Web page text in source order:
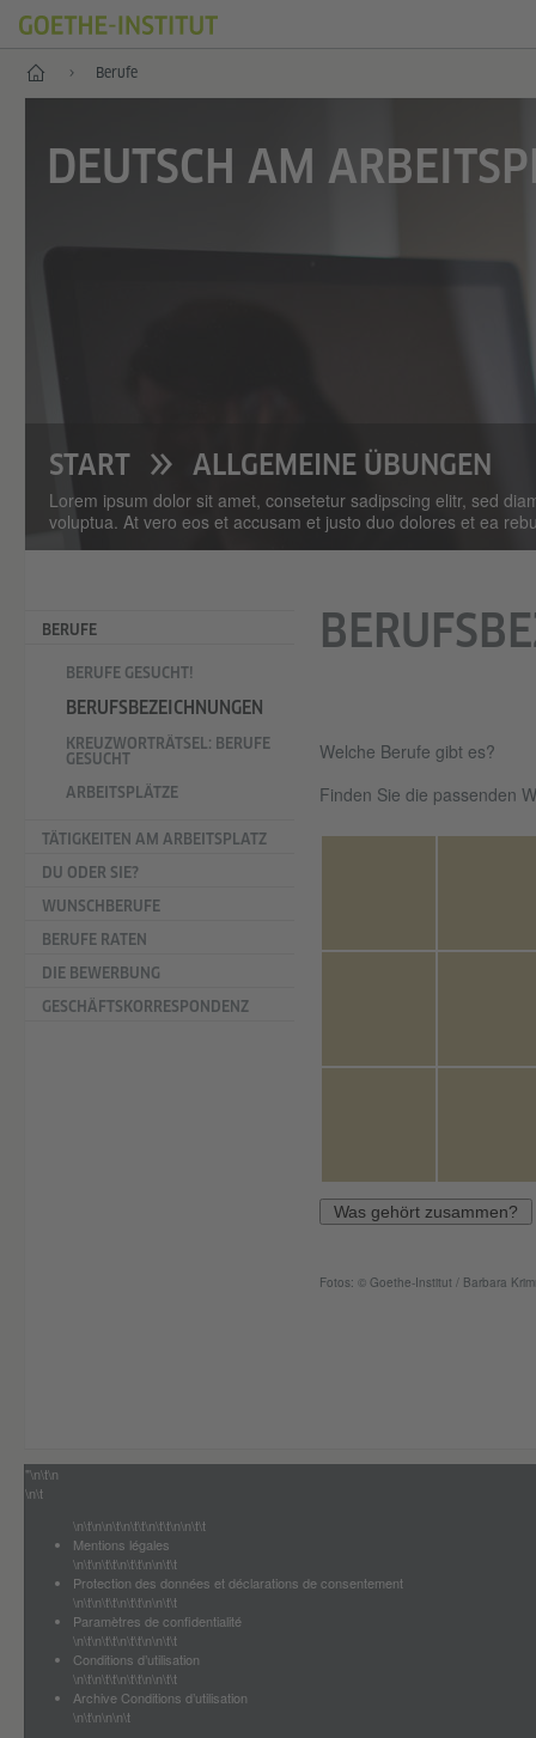
Allgemeine Übungen
Berufe
DEUTSCH AM
START ALLGEMEINE ÜBUNGEN
Lorem ipsum dolor sit amet, consetetur sadipscing elitr, sed
voluptua. At vero eos et accusam et justo duo dolores et ea
BERUFE
BERUFE GESUCHT!
BERUFSBEZEICHNUNGEN
KREUZWORTRÄTSEL: BERUFE
GESUCHT
ARBEITSPLÄTZE
TÄTIGKEITEN AM ARBEITSPLATZ
DU ODER SIE?
WUNSCHBERUFE
BERUFE RATEN
DIE BEWERBUNG
GESCHÄFTSKORRESPONDENZ
Welche Berufe gibt es?
Finden Sie die passenden
Was gehört zusammen?
Fotos: © Goethe-Institut / Barbara
"\n\t\n
\n\t
\n\t\n\n\t\n\t\t\n\t\t\n\n\t\t
Mentions légales
\n\t\n\t\t\n\t\t\n\n\t\t
Protection des données et déclarations de consentement
\n\t\n\t\t\n\t\t\n\n\t\t
Paramètres de confidentialité
\n\t\n\t\t\n\t\t\n\n\t\t
Conditions d’utilisation
\n\t\n\t\t\n\t\t\n\n\t\t
Archive Conditions d’utilisation
\n\t\n\n\n\t